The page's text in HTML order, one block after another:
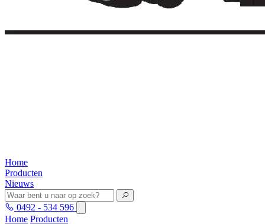
Home
Producten
Nieuws
0492 - 534 596
Home Producten